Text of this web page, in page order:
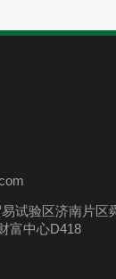
试验区济南片区
富中心D418